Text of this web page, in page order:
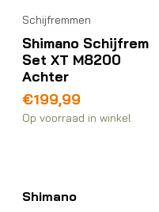
Schijfremmen
Shimano Schijfrem
Set XT M8200
Achter
€199,99
Op voorraad in winkel
Shimano